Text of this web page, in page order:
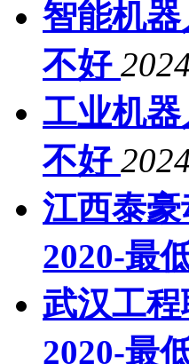
智能机
不好
工业机
不好
江西泰
2020-最
武汉工
2020-最